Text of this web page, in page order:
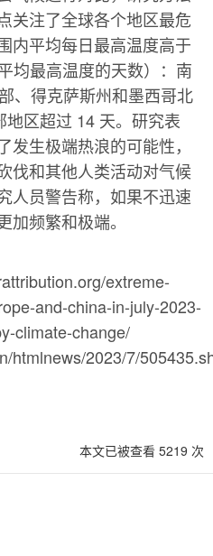
关注了全球各个地区最危
内平均每日最高温度高于
均最高温度的天数）：南
、得克萨斯州和墨西哥北
区超过 14 天。研究表
生极端热浪的可能性，
伐和其他人类活动对气候
人员警告称，如果不迅速
加频繁和极端。
extreme-
and-china-in-july-2023-
climate-change/
htmlnews/2023/7/
本文已被查看 5219 次